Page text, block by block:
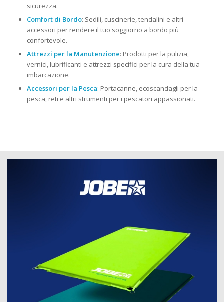
sicurezza.
Comfort di Bordo: Sedili, cuscinerie, tendalini e altri
accessori per rendere il tuo soggiorno a bordo più
confortevole.
Attrezzi per la Manutenzione: Prodotti per la pulizia,
vernici, lubrificanti e attrezzi specifici per la cura della tua
imbarcazione.
Accessori per la Pesca: Portacanne, ecoscandagli per la
pesca, reti e altri strumenti per i pescatori appassionati.